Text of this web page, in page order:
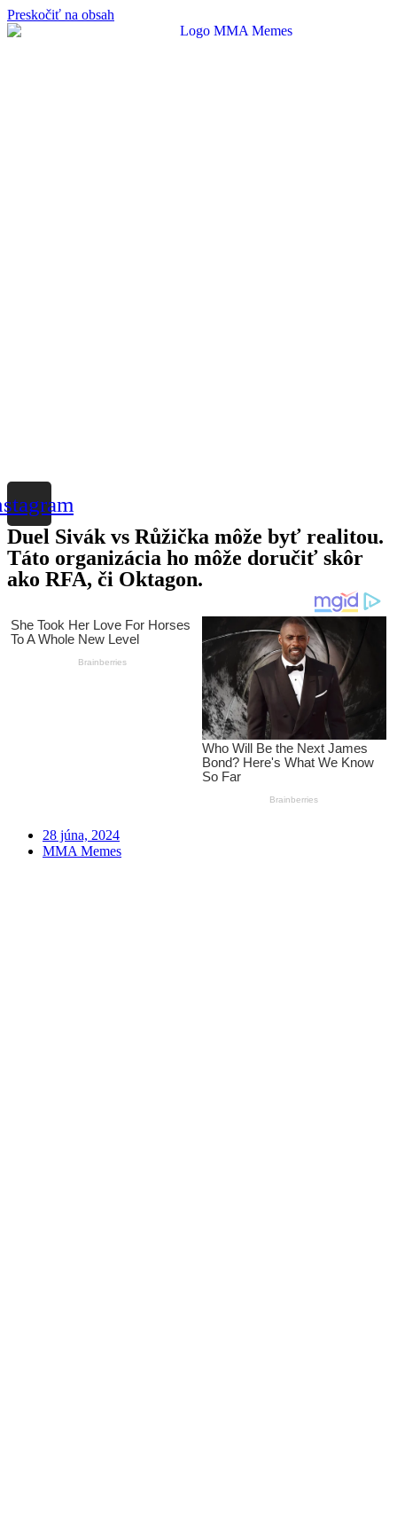
Preskočiť na obsah
Duel Sivák vs Růžička môže byť realitou.
Táto organizácia ho môže doručiť skôr
ako RFA, či Oktagon.
28 júna, 2024
MMA Memes